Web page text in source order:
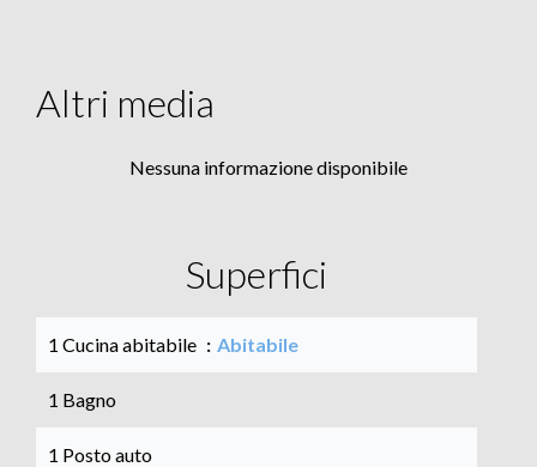
Altri media
Nessuna informazione disponibile
Superfici
1 Cucina abitabile Abitabile
1 Bagno
1 Posto auto